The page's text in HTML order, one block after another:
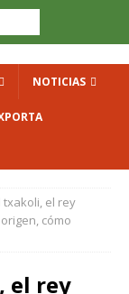
NOTICIAS
el rey
cómo
el rey